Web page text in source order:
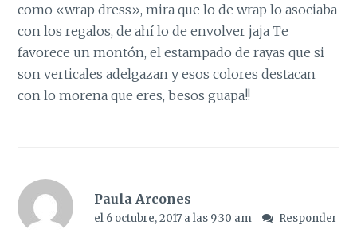
como «wrap dress», mira que lo de wrap lo asociaba
con los regalos, de ahí lo de envolver jaja Te
favorece un montón, el estampado de rayas que si
son verticales adelgazan y esos colores destacan
con lo morena que eres, besos guapa!!
Paula Arcones
el 6 octubre, 2017 a las 9:30 am Responder